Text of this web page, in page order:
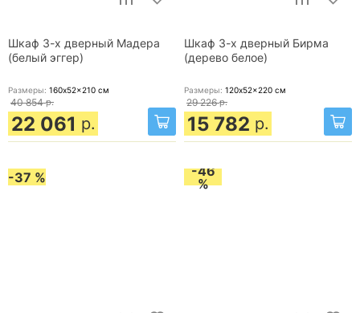
Шкаф 3-х дверный Мадера
(белый эггер)
Размеры: 160x52x210 см
40 854 р.
22 061 р.
Шкаф 3-х дверный Бирма
(дерево белое)
Размеры: 120x52x220 см
29 226 р.
15 782 р.
-37 %
-46
%